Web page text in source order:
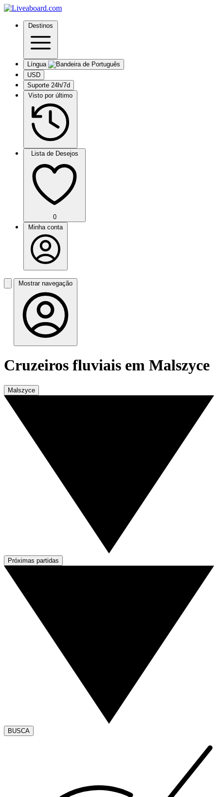
Destinos
Língua
USD
Suporte 24h/7d
Visto por último
Lista de Desejos
0
Minha conta
Mostrar navegação
Cruzeiros fluviais em Malszyce
Malszyce
Próximas partidas
BUSCA